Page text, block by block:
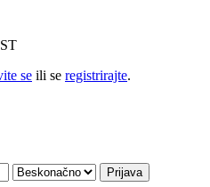
se ili se registrirajte.